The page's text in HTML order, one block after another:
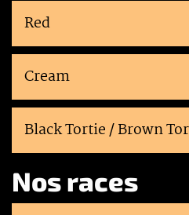
Red
Cream
Black Tortie / Brown
Nos races